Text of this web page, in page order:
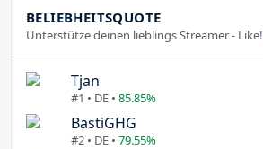
BELIEBHEITSQUOTE
Unterstütze deinen lieblings Streamer - Like!
Tjan
#1 • DE • 85.85%
BastiGHG
#2 • DE • 79.55%